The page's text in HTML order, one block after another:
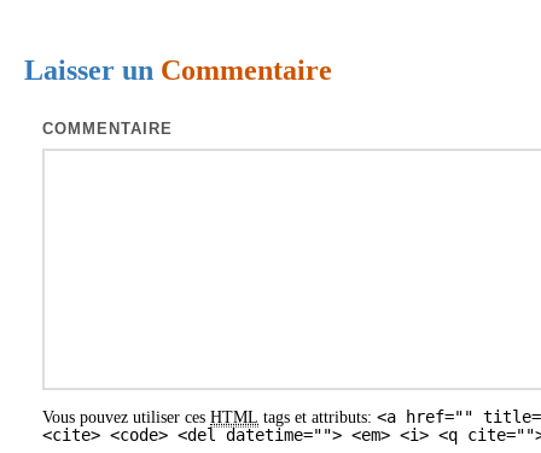
t
Laisser un Commentaire
COMMENTAIRE
Vous pouvez utiliser ces HTML tags et attributs: <a href=""
<cite> <code> <del datetime=""> <em> <i> <q